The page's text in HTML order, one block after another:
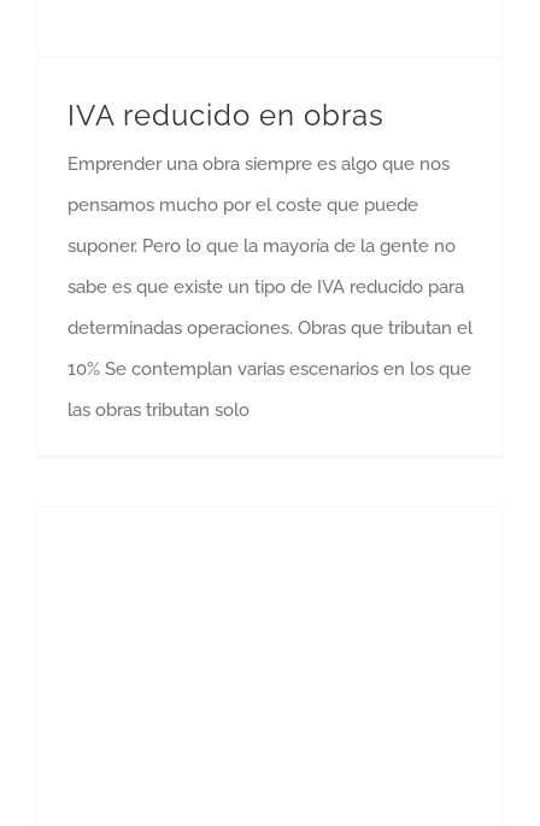
IVA reducido en obras
Emprender una obra siempre es algo que nos
pensamos mucho por el coste que puede
suponer. Pero lo que la mayoría de la gente no
sabe es que existe un tipo de IVA reducido para
determinadas operaciones. Obras que tributan el
10% Se contemplan varias escenarios en los que
las obras tributan solo